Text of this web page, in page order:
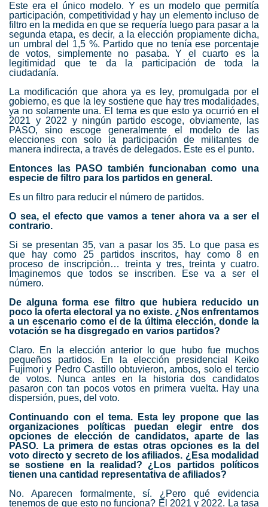
Este era el único modelo. Y es un modelo que permitía
participación, competitividad y hay un elemento incluso de
filtro en la medida en que se requería luego para pasar a la
segunda etapa, es decir, a la elección propiamente dicha,
un umbral del 1,5 %. Partido que no tenía ese porcentaje
de votos, simplemente no pasaba. Y el cuarto es la
legitimidad que te da la participación de toda la
ciudadanía.
La modificación que ahora ya es ley, promulgada por el
gobierno, es que la ley sostiene que hay tres modalidades,
ya no solamente una. El tema es que esto ya ocurrió en el
2021 y 2022 y ningún partido escoge, obviamente, las
PASO, sino escoge generalmente el modelo de las
elecciones con solo la participación de militantes de
manera indirecta, a través de delegados. Este es el punto.
Entonces las PASO también funcionaban como una
especie de filtro para los partidos en general.
Es un filtro para reducir el número de partidos.
O sea, el efecto que vamos a tener ahora va a ser el
contrario.
Si se presentan 35, van a pasar los 35. Lo que pasa es
que hay como 25 partidos inscritos, hay como 8 en
proceso de inscripción… treinta y tres, treinta y cuatro.
Imaginemos que todos se inscriben. Ese va a ser el
número.
De alguna forma ese filtro que hubiera reducido un
poco la oferta electoral ya no existe. ¿Nos enfrentamos
a un escenario como el de la última elección, donde la
votación se ha disgregado en varios partidos?
Claro. En la elección anterior lo que hubo fue muchos
pequeños partidos. En la elección presidencial Keiko
Fujimori y Pedro Castillo obtuvieron, ambos, solo el tercio
de votos. Nunca antes en la historia dos candidatos
pasaron con tan pocos votos en primera vuelta. Hay una
dispersión, pues, del voto.
Continuando con el tema. Esta ley propone que las
organizaciones políticas puedan elegir entre dos
opciones de elección de candidatos, aparte de las
PASO. La primera de estas otras opciones es la del
voto directo y secreto de los afiliados. ¿Esa modalidad
se sostiene en la realidad? ¿Los partidos políticos
tienen una cantidad representativa de afiliados?
No. Aparecen formalmente, sí. ¿Pero qué evidencia
tenemos de que esto no funciona? El 2021 y 2022. La tasa